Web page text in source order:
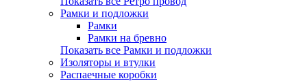
Рамки и подложки
Рамки
Рамки на бревно
Показать все Рамки и подложки
Изоляторы и втулки
Распаечные коробки